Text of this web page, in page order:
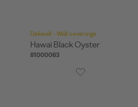
Dekwall - Wall coverings
Hawai Black Oyster
81000063